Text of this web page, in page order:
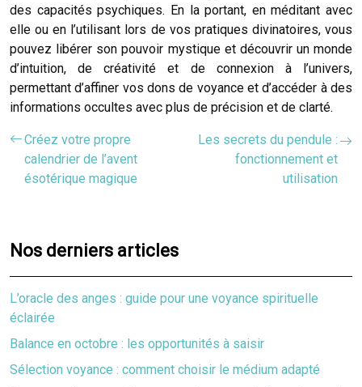
des capacités psychiques. En la portant, en méditant avec
elle ou en l’utilisant lors de vos pratiques divinatoires, vous
pouvez libérer son pouvoir mystique et découvrir un monde
d’intuition, de créativité et de connexion à l’univers,
permettant d’affiner vos dons de voyance et d’accéder à des
informations occultes avec plus de précision et de clarté.
Créez votre propre
calendrier de l’avent
ésotérique magique
Les secrets du pendule :
fonctionnement et
utilisation
Nos derniers articles
L’oracle des anges : guide pour une voyance spirituelle
éclairée
Balance en octobre : les opportunités à saisir
Sélection voyance : comment choisir le médium adapté